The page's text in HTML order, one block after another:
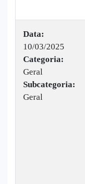
Data:
10/03/2025
Categoria:
Geral
Subcategoria:
Geral